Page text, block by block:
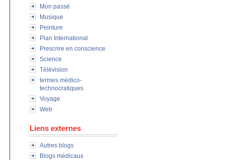
Mon passé
Musique
Peinture
Plan International
Prescrire en conscience
Science
Télévision
termes médico-
technocratiques
Voyage
Web
Liens externes
Autres blogs
Blogs médicaux